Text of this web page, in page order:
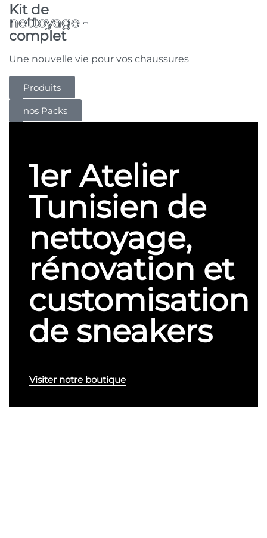
Kit de
nettoyage -​
complet
Une nouvelle vie pour vos chaussures
Produits
nos Packs
1er Atelier
Tunisien de
nettoyage,
rénovation et
customisation
de sneakers
Visiter notre boutique